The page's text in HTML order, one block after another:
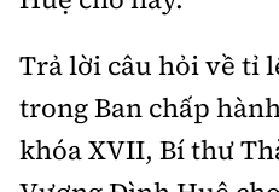
Trả lời câu hỏi về tỉ
trong Ban chấp
khóa XVII, Bí thư